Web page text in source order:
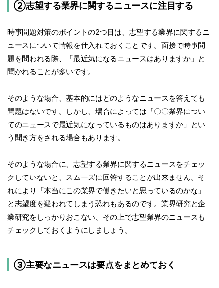
②志望する業界に関するニュースに注目する
時事問題対策のポイントの2つ目は、志望する業界に関するニ
ュースについて情報を仕入れておくことです。面接で時事問
題を問われる際、「最近気になるニュースはありますか」と
聞かれることが多いです。
そのような場合、基本的にはどのようなニュースを答えても
問題はないです。しかし、場合によっては「〇〇業界につい
てのニュースで最近気になっているものはありますか」とい
う聞き方をされる場合もあります。
そのような場合に、志望する業界に関するニュースをチェッ
クしていないと、スムーズに回答することが出来ません。そ
れにより「本当にこの業界で働きたいと思っているのかな」
と志望度を疑われてしまう恐れもあるのです。業界研究と企
業研究をしっかりおこない、その上で志望業界のニュースも
チェックしておくようにしましょう。
③主要なニュースは要点をまとめておく